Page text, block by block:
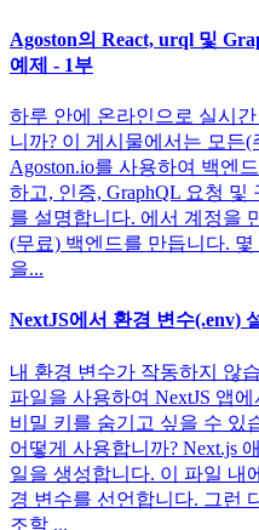
Agoston의 React, urql 및
예제 - 1부
하루 안에 온라인으로 실시
니까? 이 게시물에서는 모든
Agoston.io를 사용하여 백엔
하고, 인증, GraphQL 요청 및
를 설명합니다. 에서 계정을
(무료) 백엔드를 만듭니다. 몇
을...
NextJS에서 환경 변수(.env)
내 환경 변수가 작동하지 않
파일을 사용하여 NextJS 앱
비밀 키를 숨기고 싶을 수 있
어떻게 사용합니까? Next.js
일을 생성합니다. 이 파일 내
경 변수를 선언합니다. 그런
조할 ...